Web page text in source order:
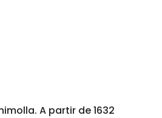
A partir de 1632